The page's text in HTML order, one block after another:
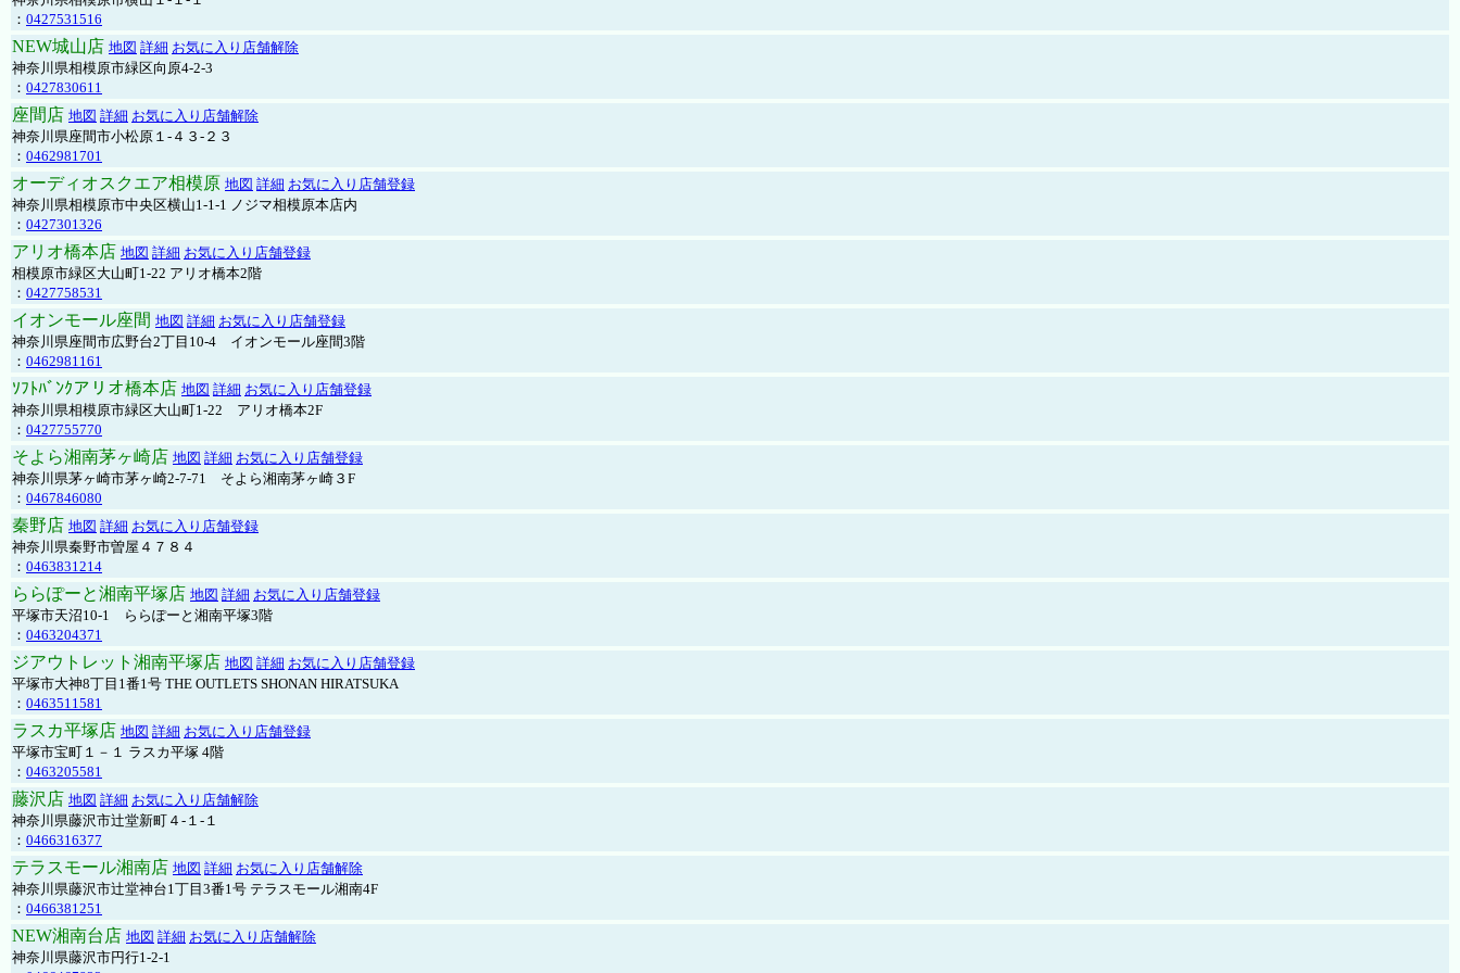
： 0427531516
NEW城山店 地図 詳細 お気に入り店舗解除
神奈川県相模原市緑区向原4-2-3
： 0427830611
座間店 地図 詳細 お気に入り店舗解除
神奈川県座間市小松原１-４３-２３
： 0462981701
オーディオスクエア相模原 地図 詳細 お気に入り店舗登録
神奈川県相模原市中央区横山1-1-1 ノジマ相模原本店内
： 0427301326
アリオ橋本店 地図 詳細 お気に入り店舗登録
相模原市緑区大山町1-22 アリオ橋本2階
： 0427758531
イオンモール座間 地図 詳細 お気に入り店舗登録
神奈川県座間市広野台2丁目10-4 イオンモール座間3階
： 0462981161
ｿﾌﾄﾊﾞﾝｸアリオ橋本店 地図 詳細 お気に入り店舗登録
神奈川県相模原市緑区大山町1-22 アリオ橋本2F
： 0427755770
そよら湘南茅ヶ崎店 地図 詳細 お気に入り店舗登録
神奈川県茅ヶ崎市茅ヶ崎2‐7‐71 そよら湘南茅ヶ崎３F
： 0467846080
秦野店 地図 詳細 お気に入り店舗登録
神奈川県秦野市曽屋４７８４
： 0463831214
ららぽーと湘南平塚店 地図 詳細 お気に入り店舗登録
平塚市天沼10-1 ららぽーと湘南平塚3階
： 0463204371
ジアウトレット湘南平塚店 地図 詳細 お気に入り店舗登録
平塚市大神8丁目1番1号 THE OUTLETS SHONAN HIRATSUKA
： 0463511581
ラスカ平塚店 地図 詳細 お気に入り店舗登録
平塚市宝町１－１ ラスカ平塚 4階
： 0463205581
藤沢店 地図 詳細 お気に入り店舗解除
神奈川県藤沢市辻堂新町４-１-１
： 0466316377
テラスモール湘南店 地図 詳細 お気に入り店舗解除
神奈川県藤沢市辻堂神台1丁目3番1号 テラスモール湘南4F
： 0466381251
NEW湘南台店 地図 詳細 お気に入り店舗解除
神奈川県藤沢市円行1-2-1